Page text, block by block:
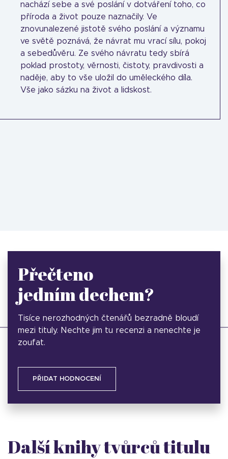
nachází sebe a své poslání v dotváření toho, co
příroda a život pouze naznačily. Ve
znovunalezené jistotě svého poslání a významu
ve světě poznává, že návrat mu vrací sílu, pokoj
a sebedůvěru. Ze svého návratu tedy sbírá
poklad prostoty, věrnosti, čistoty, pravdivosti a
naděje, aby to vše uložil do uměleckého díla.
Vše jako sázku na život a lidskost.
Přečteno
jedním dechem?
Tisíce nerozhodných čtenářů bezradně bloudí
mezi tituly. Nechte jim tu recenzi a nenechte je
zoufat.
PŘIDAT HODNOCENÍ
Další knihy tvůrců titulu